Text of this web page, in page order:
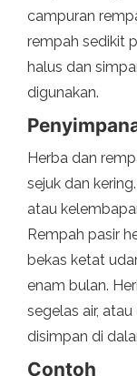
campuran
rempah sedikit
halus dan
digunakan.
Herba dan
sejuk dan
atau
Rempah pasir
bekas ketat
enam bulan.
segelas air,
disimpan di
Contoh